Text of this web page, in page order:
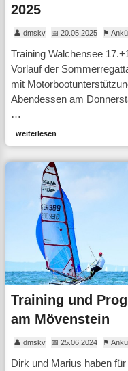
2025
👤 dmskv 📅 20.05.2025 ⚑
Training Walchensee
Vorlauf der
mit
Abendessen am
…
weiterlesen
Training und
am Mövenstein
👤 dmskv 📅 25.06.2024 ⚑
Dirk und Marius haben